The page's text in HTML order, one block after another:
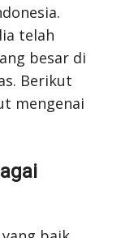
telah
besar di
Berikut
mengenai